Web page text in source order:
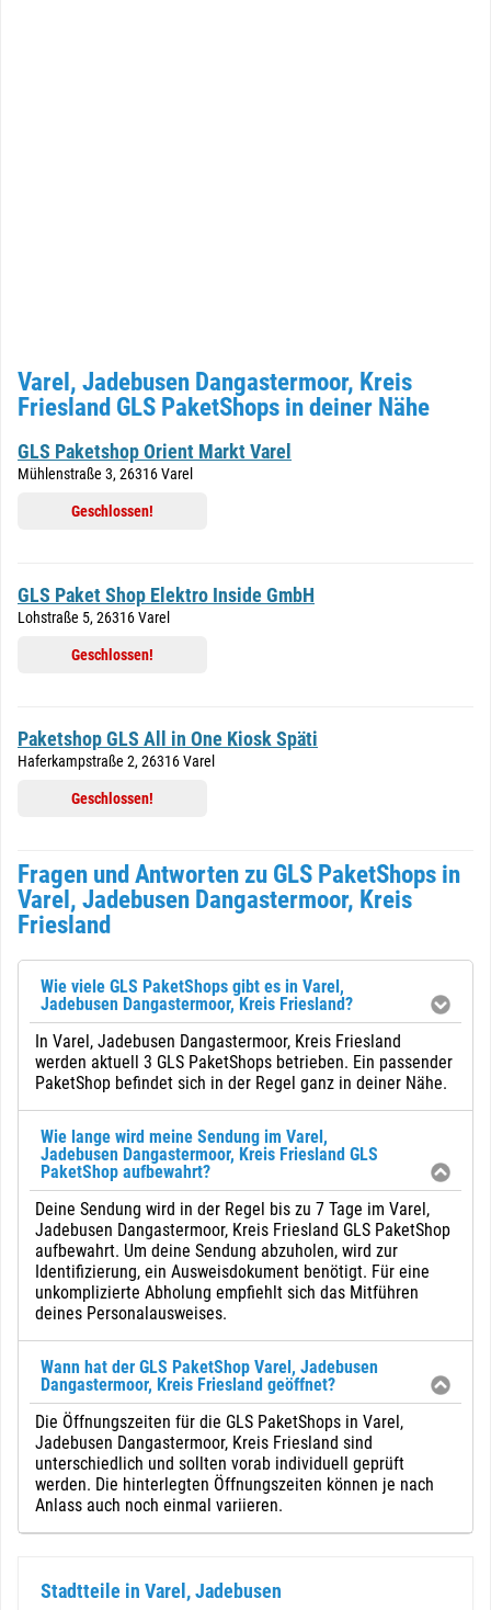
Varel, Jadebusen Dangastermoor, Kreis
Friesland GLS PaketShops in deiner Nähe
GLS Paketshop Orient Markt Varel
Mühlenstraße 3, 26316 Varel
Geschlossen!
GLS Paket Shop Elektro Inside GmbH
Lohstraße 5, 26316 Varel
Geschlossen!
Paketshop GLS All in One Kiosk Späti
Haferkampstraße 2, 26316 Varel
Geschlossen!
Fragen und Antworten zu GLS PaketShops in
Varel, Jadebusen Dangastermoor, Kreis
Friesland
Wie viele GLS PaketShops gibt es in Varel,
Jadebusen Dangastermoor, Kreis Friesland?
In Varel, Jadebusen Dangastermoor, Kreis Friesland
werden aktuell 3 GLS PaketShops betrieben. Ein passender
PaketShop befindet sich in der Regel ganz in deiner Nähe.
Wie lange wird meine Sendung im Varel,
Jadebusen Dangastermoor, Kreis Friesland GLS
PaketShop aufbewahrt?
Deine Sendung wird in der Regel bis zu 7 Tage im Varel,
Jadebusen Dangastermoor, Kreis Friesland GLS PaketShop
aufbewahrt. Um deine Sendung abzuholen, wird zur
Identifizierung, ein Ausweisdokument benötigt. Für eine
unkomplizierte Abholung empfiehlt sich das Mitführen
deines Personalausweises.
Wann hat der GLS PaketShop Varel, Jadebusen
Dangastermoor, Kreis Friesland geöffnet?
Die Öffnungszeiten für die GLS PaketShops in Varel,
Jadebusen Dangastermoor, Kreis Friesland sind
unterschiedlich und sollten vorab individuell geprüft
werden. Die hinterlegten Öffnungszeiten können je nach
Anlass auch noch einmal variieren.
Stadtteile in Varel, Jadebusen